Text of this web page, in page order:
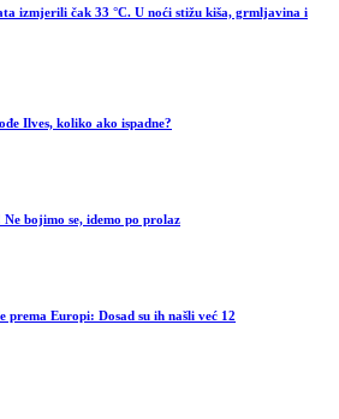
izmjerili čak 33 °C. U noći stižu kiša, grmljavina i
Ilves, koliko ako ispadne?
bojimo se, idemo po prolaz
Europi: Dosad su ih našli već 12